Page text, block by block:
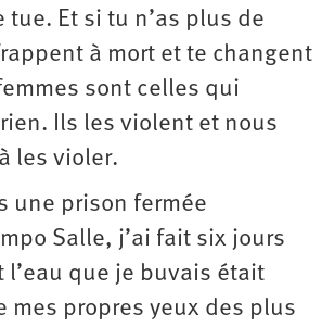
Et si tu n’as plus de
à mort et te changent
sont celles qui
Ils les violent et nous
les violer.
une prison fermée
Salle, j’ai fait six jours
l’eau que je buvais était
mes propres yeux des plus